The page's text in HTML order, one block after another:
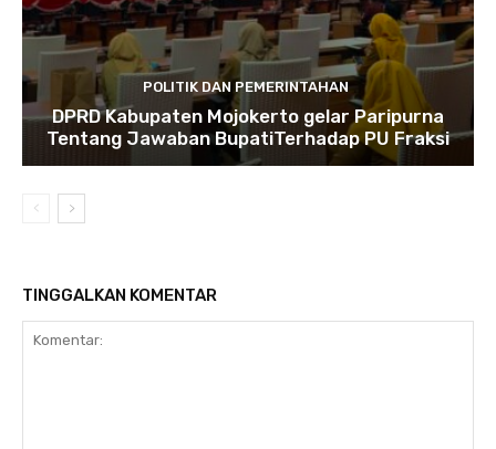
POLITIK DAN PEMERINTAHAN
DPRD Kabupaten Mojokerto gelar Paripurna
Tentang Jawaban BupatiTerhadap PU Fraksi
TINGGALKAN KOMENTAR